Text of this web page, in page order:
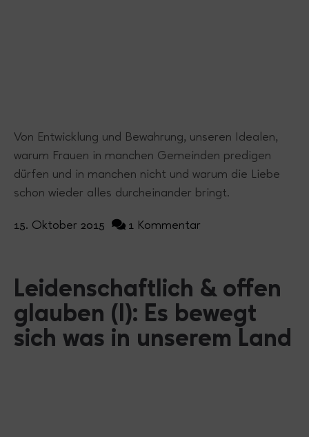
Von Entwicklung und Bewahrung, unseren Idealen,
warum Frauen in manchen Gemeinden predigen
dürfen und in manchen nicht und warum die Liebe
schon wieder alles durcheinander bringt.
15. Oktober 2015 1 Kommentar
Leidenschaftlich & offen
glauben (I): Es bewegt
sich was in unserem Land